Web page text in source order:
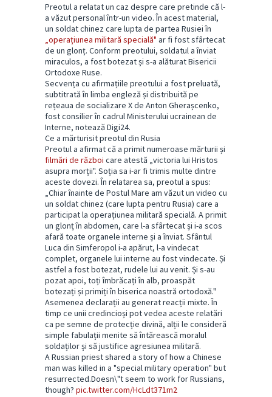
Preotul a relatat un caz despre care pretinde că l-
a văzut personal într-un video. În acest material,
un soldat chinez care lupta de partea Rusiei în
„operațiunea militară specială" ar fi fost sfârtecat
de un glonț. Conform preotului, soldatul a înviat
miraculos, a fost botezat și s-a alăturat Bisericii
Ortodoxe Ruse.
Secvența cu afirmațiile preotului a fost preluată,
subtitrată în limba engleză și distribuită pe
rețeaua de socializare X de Anton Gherașcenko,
fost consilier în cadrul Ministerului ucrainean de
Interne, notează Digi24.
Ce a mărturisit preotul din Rusia
Preotul a afirmat că a primit numeroase mărturii și
filmări de război care atestă „victoria lui Hristos
asupra morții". Soția sa i-ar fi trimis multe dintre
aceste dovezi. În relatarea sa, preotul a spus:
„Chiar înainte de Postul Mare am văzut un video cu
un soldat chinez (care lupta pentru Rusia) care a
participat la operațiunea militară specială. A primit
un glonț în abdomen, care l-a sfârtecat și i-a scos
afară toate organele interne și a înviat. Sfântul
Luca din Simferopol i-a apărut, l-a vindecat
complet, organele lui interne au fost vindecate. Și
astfel a fost botezat, rudele lui au venit. Și s-au
pozat apoi, toți îmbrăcați în alb, proaspăt
botezați și primiți în biserica noastră ortodoxă."
Asemenea declarații au generat reacții mixte. În
timp ce unii credincioși pot vedea aceste relatări
ca pe semne de protecție divină, alții le consideră
simple fabulații menite să întărească moralul
soldaților și să justifice agresiunea militară.
A Russian priest shared a story of how a Chinese
man was killed in a "special military operation" but
resurrected.Doesn\"t seem to work for Russians,
though? pic.twitter.com/HcLdt371m2